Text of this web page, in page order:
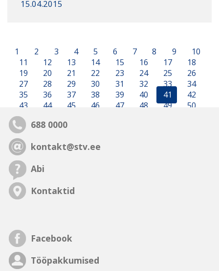
15.04.2015
1 2 3 4 5 6 7 8 9
10
11
12 13 14 15 16 17
18
19
20 21 22 23 24 25
26
27
28 29 30 31 32 33
34
35
36 37 38 39 40 41
42
43
44 45 46 47 48 49 50
688 0000
kontakt@stv.ee
Abi
Kontaktid
Facebook
Tööpakkumised